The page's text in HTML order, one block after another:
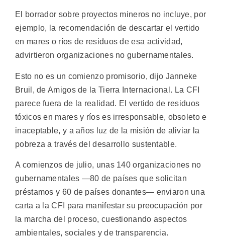
El borrador sobre proyectos mineros no incluye, por
ejemplo, la recomendación de descartar el vertido
en mares o ríos de residuos de esa actividad,
advirtieron organizaciones no gubernamentales.
Esto no es un comienzo promisorio, dijo Janneke
Bruil, de Amigos de la Tierra Internacional. La CFI
parece fuera de la realidad. El vertido de residuos
tóxicos en mares y ríos es irresponsable, obsoleto e
inaceptable, y a años luz de la misión de aliviar la
pobreza a través del desarrollo sustentable.
A comienzos de julio, unas 140 organizaciones no
gubernamentales —80 de países que solicitan
préstamos y 60 de países donantes— enviaron una
carta a la CFI para manifestar su preocupación por
la marcha del proceso, cuestionando aspectos
ambientales, sociales y de transparencia.